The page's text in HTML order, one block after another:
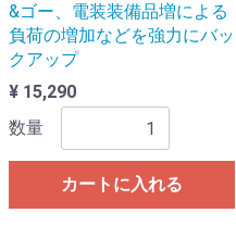
&ゴー、電装装備品増による
負荷の増加などを強力にバッ
クアップ
¥ 15,290
数量
カートに入れる